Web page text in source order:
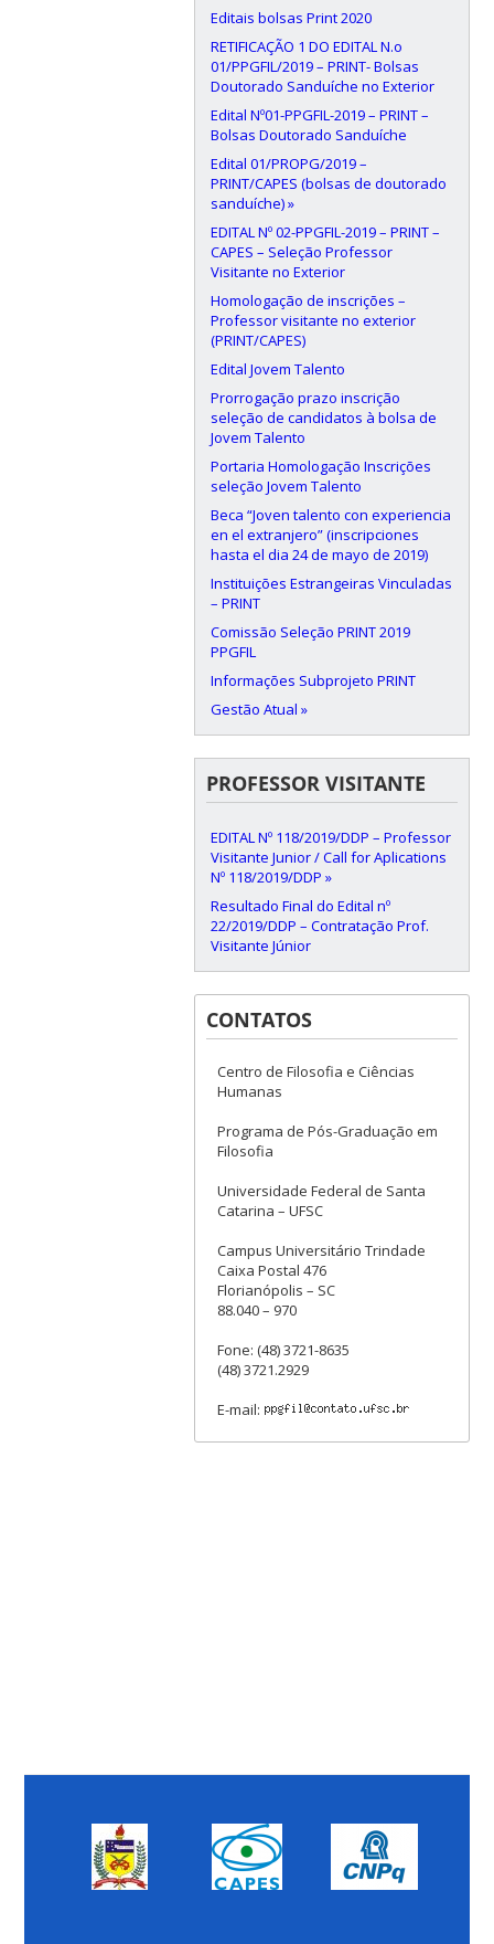
Editais bolsas Print 2020
RETIFICAÇÃO 1 DO EDITAL N.o
01/PPGFIL/2019 – PRINT- Bolsas
Doutorado Sanduíche no Exterior
Edital Nº01-PPGFIL-2019 – PRINT –
Bolsas Doutorado Sanduíche
Edital 01/PROPG/2019 –
PRINT/CAPES (bolsas de doutorado
sanduíche) »
EDITAL Nº 02-PPGFIL-2019 – PRINT –
CAPES – Seleção Professor
Visitante no Exterior
Homologação de inscrições –
Professor visitante no exterior
(PRINT/CAPES)
Edital Jovem Talento
Prorrogação prazo inscrição
seleção de candidatos à bolsa de
Jovem Talento
Portaria Homologação Inscrições
seleção Jovem Talento
Beca “Joven talento con experiencia
en el extranjero” (inscripciones
hasta el dia 24 de mayo de 2019)
Instituições Estrangeiras Vinculadas
– PRINT
Comissão Seleção PRINT 2019
PPGFIL
Informações Subprojeto PRINT
Gestão Atual »
PROFESSOR VISITANTE
EDITAL Nº 118/2019/DDP – Professor
Visitante Junior / Call for Aplications
Nº 118/2019/DDP »
Resultado Final do Edital nº
22/2019/DDP – Contratação Prof.
Visitante Júnior
CONTATOS
Centro de Filosofia e Ciências
Humanas
Programa de Pós-Graduação em
Filosofia
Universidade Federal de Santa
Catarina – UFSC
Campus Universitário Trindade
Caixa Postal 476
Florianópolis – SC
88.040 – 970
Fone: (48) 3721-8635
(48) 3721.2929
E-mail: